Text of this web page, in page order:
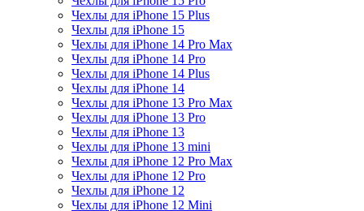
Чехлы для iPhone 15 Plus
Чехлы для iPhone 15
Чехлы для iPhone 14 Pro Max
Чехлы для iPhone 14 Pro
Чехлы для iPhone 14 Plus
Чехлы для iPhone 14
Чехлы для iPhone 13 Pro Max
Чехлы для iPhone 13 Pro
Чехлы для iPhone 13
Чехлы для iPhone 13 mini
Чехлы для iPhone 12 Pro Max
Чехлы для iPhone 12 Pro
Чехлы для iPhone 12
Чехлы для iPhone 12 Mini